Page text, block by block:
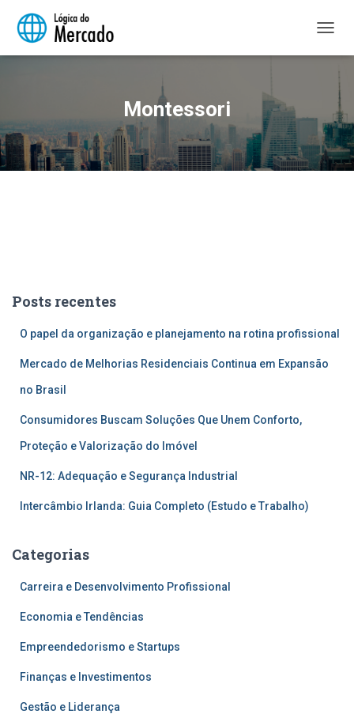
Montessori
Posts recentes
O papel da organização e planejamento na rotina profissional
Mercado de Melhorias Residenciais Continua em Expansão
no Brasil
Consumidores Buscam Soluções Que Unem Conforto,
Proteção e Valorização do Imóvel
NR-12: Adequação e Segurança Industrial
Intercâmbio Irlanda: Guia Completo (Estudo e Trabalho)
Categorias
Carreira e Desenvolvimento Profissional
Economia e Tendências
Empreendedorismo e Startups
Finanças e Investimentos
Gestão e Liderança